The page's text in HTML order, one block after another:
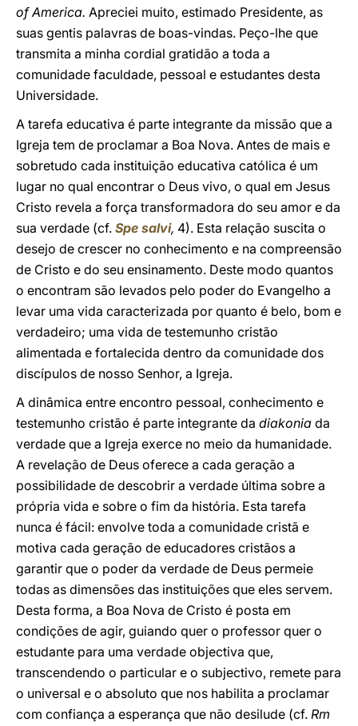
of America. Apreciei muito, estimado Presidente, as
suas gentis palavras de boas-vindas. Peço-lhe que
transmita a minha cordial gratidão a toda a
comunidade faculdade, pessoal e estudantes desta
Universidade.
A tarefa educativa é parte integrante da missão que a
Igreja tem de proclamar a Boa Nova. Antes de mais e
sobretudo cada instituição educativa católica é um
lugar no qual encontrar o Deus vivo, o qual em Jesus
Cristo revela a força transformadora do seu amor e da
sua verdade (cf. Spe salvi, 4). Esta relação suscita o
desejo de crescer no conhecimento e na compreensão
de Cristo e do seu ensinamento. Deste modo quantos
o encontram são levados pelo poder do Evangelho a
levar uma vida caracterizada por quanto é belo, bom e
verdadeiro; uma vida de testemunho cristão
alimentada e fortalecida dentro da comunidade dos
discípulos de nosso Senhor, a Igreja.
A dinâmica entre encontro pessoal, conhecimento e
testemunho cristão é parte integrante da diakonia da
verdade que a Igreja exerce no meio da humanidade.
A revelação de Deus oferece a cada geração a
possibilidade de descobrir a verdade última sobre a
própria vida e sobre o fim da história. Esta tarefa
nunca é fácil: envolve toda a comunidade cristã e
motiva cada geração de educadores cristãos a
garantir que o poder da verdade de Deus permeie
todas as dimensões das instituições que eles servem.
Desta forma, a Boa Nova de Cristo é posta em
condições de agir, guiando quer o professor quer o
estudante para uma verdade objectiva que,
transcendendo o particular e o subjectivo, remete para
o universal e o absoluto que nos habilita a proclamar
com confiança a esperança que não desilude (cf. Rm